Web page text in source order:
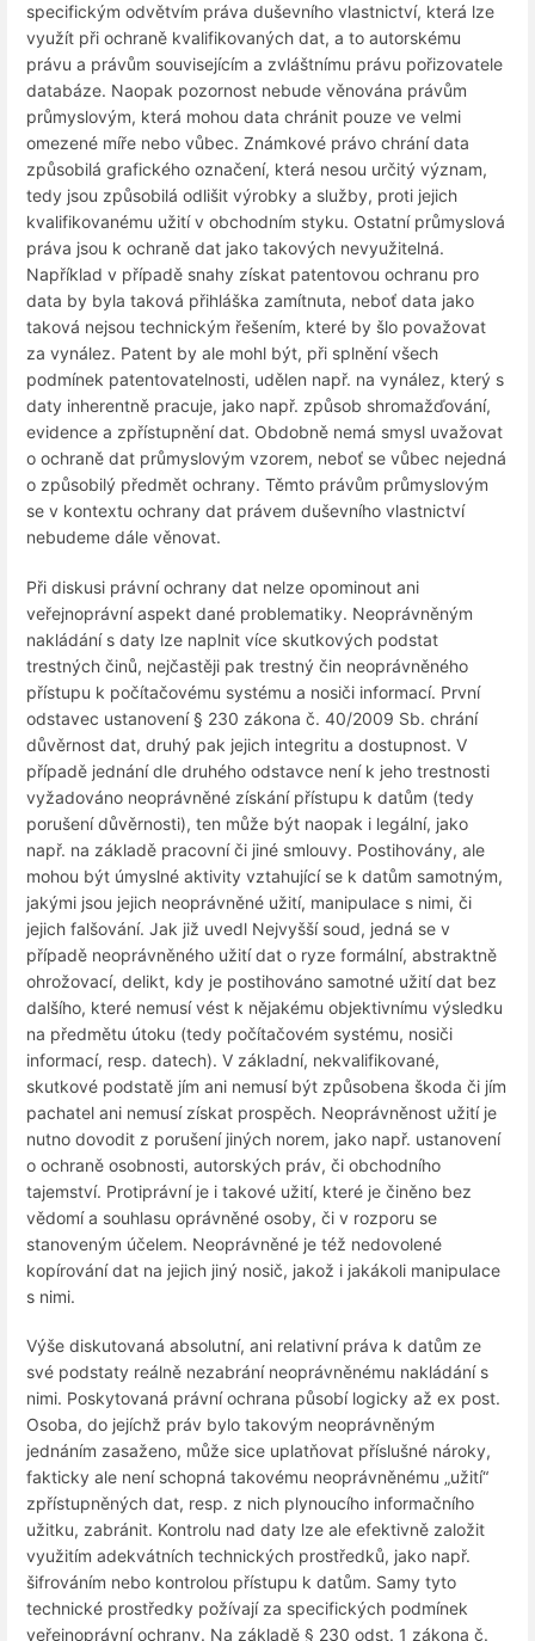
specifickým odvětvím práva duševního vlastnictví, která lze
využít při ochraně kvalifikovaných dat, a to autorskému
právu a právům souvisejícím a zvláštnímu právu pořizovatele
databáze. Naopak pozornost nebude věnována právům
průmyslovým, která mohou data chránit pouze ve velmi
omezené míře nebo vůbec. Známkové právo chrání data
způsobilá grafického označení, která nesou určitý význam,
tedy jsou způsobilá odlišit výrobky a služby, proti jejich
kvalifikovanému užití v obchodním styku. Ostatní průmyslová
práva jsou k ochraně dat jako takových nevyužitelná.
Například v případě snahy získat patentovou ochranu pro
data by byla taková přihláška zamítnuta, neboť data jako
taková nejsou technickým řešením, které by šlo považovat
za vynález. Patent by ale mohl být, při splnění všech
podmínek patentovatelnosti, udělen např. na vynález, který s
daty inherentně pracuje, jako např. způsob shromažďování,
evidence a zpřístupnění dat. Obdobně nemá smysl uvažovat
o ochraně dat průmyslovým vzorem, neboť se vůbec nejedná
o způsobilý předmět ochrany. Těmto právům průmyslovým
se v kontextu ochrany dat právem duševního vlastnictví
nebudeme dále věnovat.
Při diskusi právní ochrany dat nelze opominout ani
veřejnoprávní aspekt dané problematiky. Neoprávněným
nakládání s daty lze naplnit více skutkových podstat
trestných činů, nejčastěji pak trestný čin neoprávněného
přístupu k počítačovému systému a nosiči informací. První
odstavec ustanovení § 230 zákona č. 40/2009 Sb. chrání
důvěrnost dat, druhý pak jejich integritu a dostupnost. V
případě jednání dle druhého odstavce není k jeho trestnosti
vyžadováno neoprávněné získání přístupu k datům (tedy
porušení důvěrnosti), ten může být naopak i legální, jako
např. na základě pracovní či jiné smlouvy. Postihovány, ale
mohou být úmyslné aktivity vztahující se k datům samotným,
jakými jsou jejich neoprávněné užití, manipulace s nimi, či
jejich falšování. Jak již uvedl Nejvyšší soud, jedná se v
případě neoprávněného užití dat o ryze formální, abstraktně
ohrožovací, delikt, kdy je postihováno samotné užití dat bez
dalšího, které nemusí vést k nějakému objektivnímu výsledku
na předmětu útoku (tedy počítačovém systému, nosiči
informací, resp. datech). V základní, nekvalifikované,
skutkové podstatě jím ani nemusí být způsobena škoda či jím
pachatel ani nemusí získat prospěch. Neoprávněnost užití je
nutno dovodit z porušení jiných norem, jako např. ustanovení
o ochraně osobnosti, autorských práv, či obchodního
tajemství. Protiprávní je i takové užití, které je činěno bez
vědomí a souhlasu oprávněné osoby, či v rozporu se
stanoveným účelem. Neoprávněné je též nedovolené
kopírování dat na jejich jiný nosič, jakož i jakákoli manipulace
s nimi.
Výše diskutovaná absolutní, ani relativní práva k datům ze
své podstaty reálně nezabrání neoprávněnému nakládání s
nimi. Poskytovaná právní ochrana působí logicky až ex post.
Osoba, do jejíchž práv bylo takovým neoprávněným
jednáním zasaženo, může sice uplatňovat příslušné nároky,
fakticky ale není schopná takovému neoprávněnému „užití“
zpřístupněných dat, resp. z nich plynoucího informačního
užitku, zabránit. Kontrolu nad daty lze ale efektivně založit
využitím adekvátních technických prostředků, jako např.
šifrováním nebo kontrolou přístupu k datům. Samy tyto
technické prostředky požívají za specifických podmínek
veřejnoprávní ochrany. Na základě § 230 odst. 1 zákona č.